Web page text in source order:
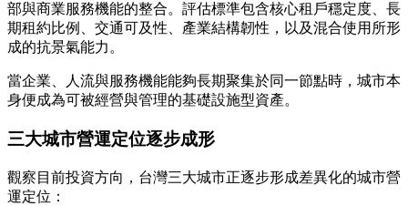
部與商業服務機能的整合。評估標準包含核心租戶穩定度、長
期租約比例、交通可及性、產業結構韌性，以及混合使用所形
成的抗景氣能力。
當企業、人流與服務機能能夠長期聚集於同一節點時，城市本
身便成為可被經營與管理的基礎設施型資產。
三大城市營運定位逐步成形
觀察目前投資方向，台灣三大城市正逐步形成差異化的城市營
運定位：